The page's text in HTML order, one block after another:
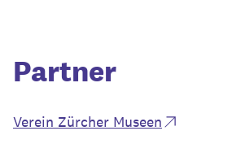
Partner
Verein Zürcher Museen